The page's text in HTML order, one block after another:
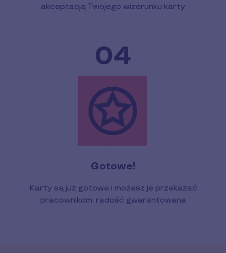
akceptacją Twojego wizerunku karty
Gotowe!
Karty są już gotowe i możesz je przekazać
pracownikom, radość gwarantowana